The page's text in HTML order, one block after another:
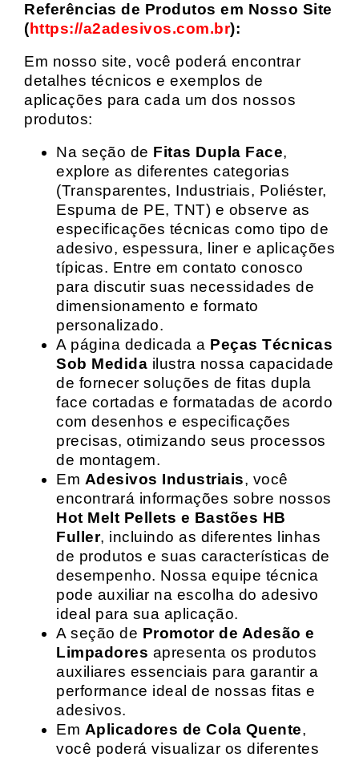
Referências de Produtos em Nosso Site
(https://a2adesivos.com.br):
Em nosso site, você poderá encontrar
detalhes técnicos e exemplos de
aplicações para cada um dos nossos
produtos:
Na seção de Fitas Dupla Face,
explore as diferentes categorias
(Transparentes, Industriais, Poliéster,
Espuma de PE, TNT) e observe as
especificações técnicas como tipo de
adesivo, espessura, liner e aplicações
típicas. Entre em contato conosco
para discutir suas necessidades de
dimensionamento e formato
personalizado.
A página dedicada a Peças Técnicas
Sob Medida ilustra nossa capacidade
de fornecer soluções de fitas dupla
face cortadas e formatadas de acordo
com desenhos e especificações
precisas, otimizando seus processos
de montagem.
Em Adesivos Industriais, você
encontrará informações sobre nossos
Hot Melt Pellets e Bastões HB
Fuller, incluindo as diferentes linhas
de produtos e suas características de
desempenho. Nossa equipe técnica
pode auxiliar na escolha do adesivo
ideal para sua aplicação.
A seção de Promotor de Adesão e
Limpadores apresenta os produtos
auxiliares essenciais para garantir a
performance ideal de nossas fitas e
adesivos.
Em Aplicadores de Cola Quente,
você poderá visualizar os diferentes